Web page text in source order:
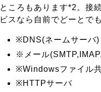
ところもあります*2。接
ビスなら自前でどーとで
※DNS(ネームサーバ)
※メール
※Windowsファイル
※HTTPサーバ